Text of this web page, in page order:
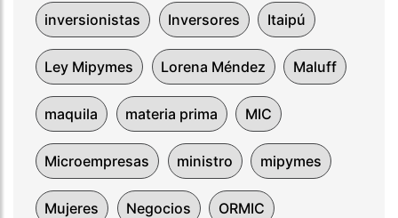
inversionistas Inversores Itaipú
Ley Mipymes Lorena Méndez Maluff
maquila materia prima MIC
Microempresas ministro mipymes
Mujeres Negocios ORMIC